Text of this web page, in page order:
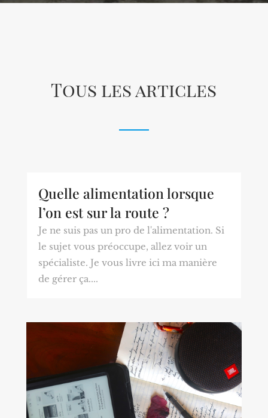
Tous les articles
Quelle alimentation lorsque
l’on est sur la route ?
Je ne suis pas un pro de l'alimentation. Si
le sujet vous préoccupe, allez voir un
spécialiste. Je vous livre ici ma manière
de gérer ça....